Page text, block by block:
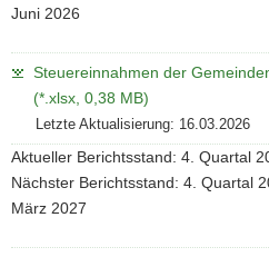
Juni 2026
Steuereinnahmen der
(*.xlsx, 0,38 MB)
Letzte Aktualisierung: 16.03.2026
Aktueller Berichtsstand: 4. Quartal
Nächster Berichtsstand: 4. Quartal
März 2027